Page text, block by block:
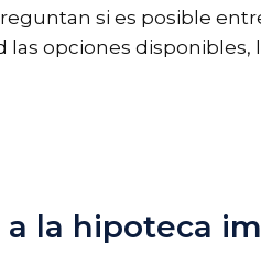
si es posible
opciones disponibles,
la hipoteca